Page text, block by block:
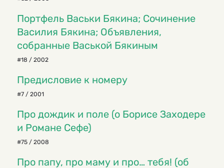
Портфель Васьки Бякина; Сочинение
Василия Бякина; Объявления,
собранные Васькой Бякиным
#18 / 2002
Предисловие к номеру
#7 / 2001
Про дождик и поле (о Борисе Заходере
и Романе Сефе)
#75 / 2008
Про папу, про маму и про… тебя! (об